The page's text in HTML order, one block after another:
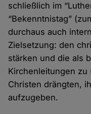
schließlich im
“Bekenntnistag”
durchaus auch
Zielsetzung: den
stärken und die als
Kirchenleitungen zu
Christen drängten,
aufzugeben.